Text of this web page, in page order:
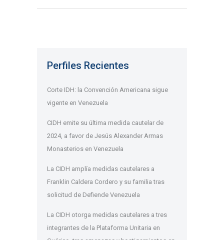
Perfiles Recientes
Corte IDH: la Convención Americana sigue
vigente en Venezuela
CIDH emite su última medida cautelar de
2024, a favor de Jesús Alexander Armas
Monasterios en Venezuela
La CIDH amplía medidas cautelares a
Franklin Caldera Cordero y su familia tras
solicitud de Defiende Venezuela
La CIDH otorga medidas cautelares a tres
integrantes de la Plataforma Unitaria en